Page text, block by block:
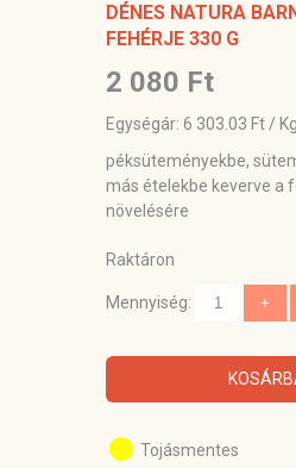
DÉNES NATURA
FEHÉRJE 330 G
2 080 Ft
Egységár: 6 303.03 Ft / Kg
péksüteményekbe,
más ételekbe keverve a
növelésére
Raktáron
Mennyiség:
Tojásmentes